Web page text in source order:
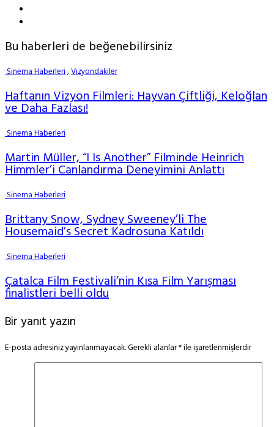
Bu haberleri de beğenebilirsiniz
Sinema Haberleri,Vizyondakiler
Haftanın Vizyon Filmleri: Hayvan Çiftliği, Keloğlan
ve Daha Fazlası!
Sinema Haberleri
Martin Müller, “I Is Another” Filminde Heinrich
Himmler’i Canlandırma Deneyimini Anlattı
Sinema Haberleri
Brittany Snow, Sydney Sweeney’li The
Housemaid’s Secret Kadrosuna Katıldı
Sinema Haberleri
Çatalca Film Festivali’nin Kısa Film Yarışması
finalistleri belli oldu
Bir yanıt yazın
E-posta adresiniz yayınlanmayacak.Gerekli alanlar*ile işaretlenmişlerdir